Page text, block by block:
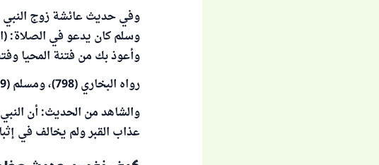
وفي حديث عائشة زوج النبي
وسلم كان يدعو في الصلاة:
وأعوذ بك من فتنة المحيا
رواه البخاري (798)، ومسلم (589).
والشاهد من الحديث: أن
عذاب القبر ولم يخالف في